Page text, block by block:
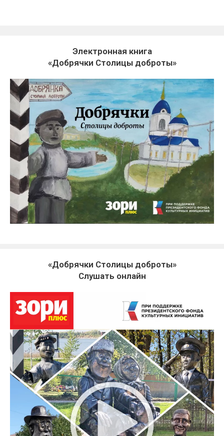
Электронная книга
«Добрячки Столицы доброты»
«Добрячки Столицы доброты»
Слушать онлайн